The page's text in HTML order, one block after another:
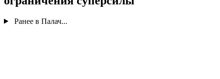
Ранее в Палач...